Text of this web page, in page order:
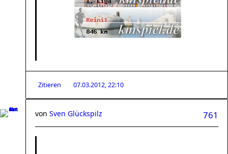
Zitieren 07.03.2012, 22:10
761
von Sven Glückspilz